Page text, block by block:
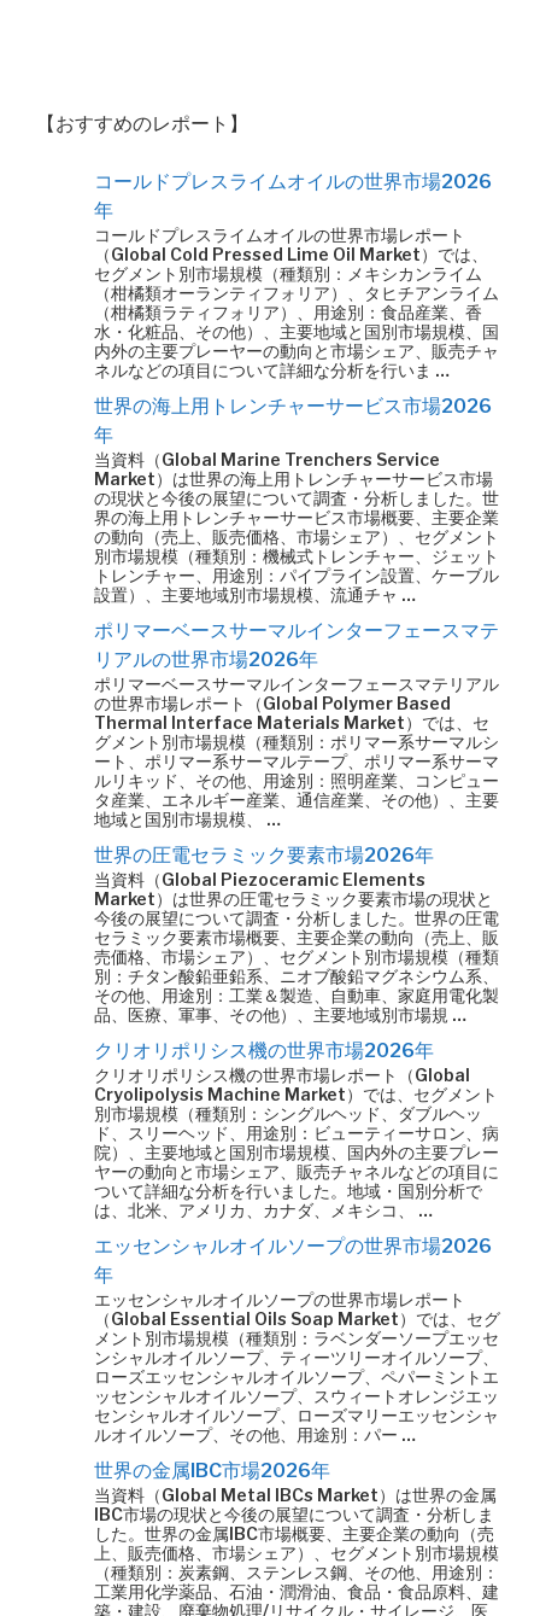
【おすすめのレポート】
コールドプレスライムオイルの世界市場2026
年
コールドプレスライムオイルの世界市場レポート
（Global Cold Pressed Lime Oil Market）では、
セグメント別市場規模（種類別：メキシカンライム
（柑橘類オーランティフォリア）、タヒチアンライム
（柑橘類ラティフォリア）、用途別：食品産業、香
水・化粧品、その他）、主要地域と国別市場規模、国
内外の主要プレーヤーの動向と市場シェア、販売チャ
ネルなどの項目について詳細な分析を行いま …
世界の海上用トレンチャーサービス市場2026
年
当資料（Global Marine Trenchers Service
Market）は世界の海上用トレンチャーサービス市場
の現状と今後の展望について調査・分析しました。世
界の海上用トレンチャーサービス市場概要、主要企業
の動向（売上、販売価格、市場シェア）、セグメント
別市場規模（種類別：機械式トレンチャー、ジェット
トレンチャー、用途別：パイプライン設置、ケーブル
設置）、主要地域別市場規模、流通チャ …
ポリマーベースサーマルインターフェースマテ
リアルの世界市場2026年
ポリマーベースサーマルインターフェースマテリアル
の世界市場レポート（Global Polymer Based
Thermal Interface Materials Market）では、セ
グメント別市場規模（種類別：ポリマー系サーマルシ
ート、ポリマー系サーマルテープ、ポリマー系サーマ
ルリキッド、その他、用途別：照明産業、コンピュー
タ産業、エネルギー産業、通信産業、その他）、主要
地域と国別市場規模、 …
世界の圧電セラミック要素市場2026年
当資料（Global Piezoceramic Elements
Market）は世界の圧電セラミック要素市場の現状と
今後の展望について調査・分析しました。世界の圧電
セラミック要素市場概要、主要企業の動向（売上、販
売価格、市場シェア）、セグメント別市場規模（種類
別：チタン酸鉛亜鉛系、ニオブ酸鉛マグネシウム系、
その他、用途別：工業＆製造、自動車、家庭用電化製
品、医療、軍事、その他）、主要地域別市場規 …
クリオリポリシス機の世界市場2026年
クリオリポリシス機の世界市場レポート（Global
Cryolipolysis Machine Market）では、セグメント
別市場規模（種類別：シングルヘッド、ダブルヘッ
ド、スリーヘッド、用途別：ビューティーサロン、病
院）、主要地域と国別市場規模、国内外の主要プレー
ヤーの動向と市場シェア、販売チャネルなどの項目に
ついて詳細な分析を行いました。地域・国別分析で
は、北米、アメリカ、カナダ、メキシコ、 …
エッセンシャルオイルソープの世界市場2026
年
エッセンシャルオイルソープの世界市場レポート
（Global Essential Oils Soap Market）では、セグ
メント別市場規模（種類別：ラベンダーソープエッセ
ンシャルオイルソープ、ティーツリーオイルソープ、
ローズエッセンシャルオイルソープ、ペパーミントエ
ッセンシャルオイルソープ、スウィートオレンジエッ
センシャルオイルソープ、ローズマリーエッセンシャ
ルオイルソープ、その他、用途別：パー …
世界の金属IBC市場2026年
当資料（Global Metal IBCs Market）は世界の金属
IBC市場の現状と今後の展望について調査・分析しま
した。世界の金属IBC市場概要、主要企業の動向（売
上、販売価格、市場シェア）、セグメント別市場規模
（種類別：炭素鋼、ステンレス鋼、その他、用途別：
工業用化学薬品、石油・潤滑油、食品・食品原料、建
築・建設、廃棄物処理/リサイクル・サイレージ、医